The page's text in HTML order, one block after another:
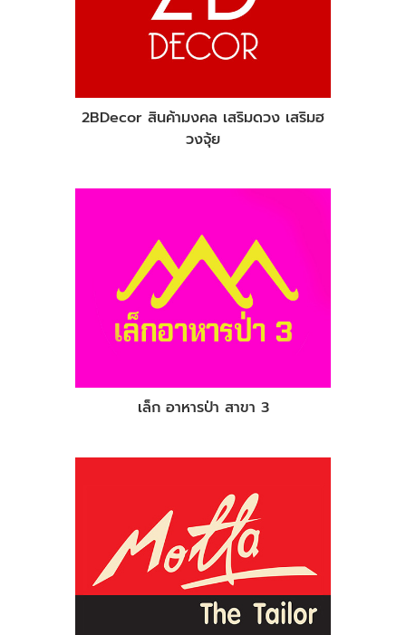
2BDecor สินค้ามงคล เสริมดวง เสริมฮ
วงจุ้ย
เล็ก อาหารป่า สาขา 3